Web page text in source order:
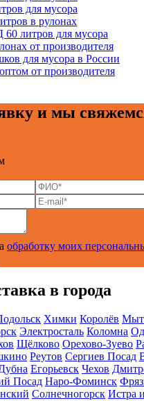
для мусора
в рулонах
литров для мусора
от производителя
для мусора в России
от производителя
и мы
обработку моих
в города
Химки Королёв
Электросталь Коломна
Щёлково Орехово-Зуево
Реутов Сергиев Посад
Егорьевск Чехов
Посад Наро-Фоминск
Солнечногорск Истра